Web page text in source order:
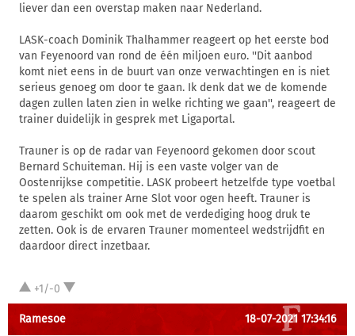
liever dan een overstap maken naar Nederland.
LASK-coach Dominik Thalhammer reageert op het eerste bod
van Feyenoord van rond de één miljoen euro. ''Dit aanbod
komt niet eens in de buurt van onze verwachtingen en is niet
serieus genoeg om door te gaan. Ik denk dat we de komende
dagen zullen laten zien in welke richting we gaan'', reageert de
trainer duidelijk in gesprek met Ligaportal.
Trauner is op de radar van Feyenoord gekomen door scout
Bernard Schuiteman. Hij is een vaste volger van de
Oostenrijkse competitie. LASK probeert hetzelfde type voetbal
te spelen als trainer Arne Slot voor ogen heeft. Trauner is
daarom geschikt om ook met de verdediging hoog druk te
zetten. Ook is de ervaren Trauner momenteel wedstrijdfit en
daardoor direct inzetbaar.
+1/-0
Ramesoe 18-07-2021 17:34:16